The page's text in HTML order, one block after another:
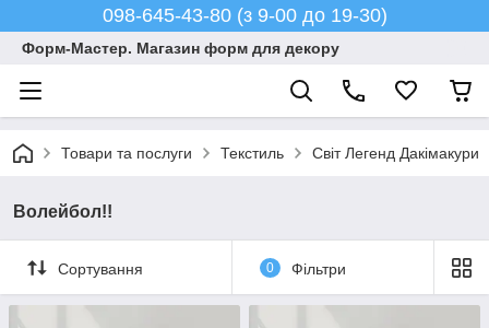
098-645-43-80 (з 9-00 до 19-30)
Форм-Мастер. Магазин форм для декору
Товари та послуги Текстиль Світ Легенд Дакімакури
Волейбол!!
Сортування 0 Фільтри